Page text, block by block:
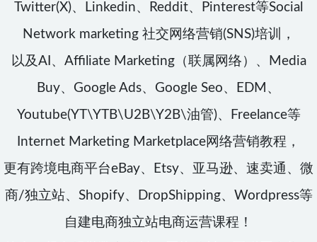
Twitter(X)、Linkedin、Reddit、Pinterest等Social
Network marketing 社交网络营销(SNS)培训，
以及AI、Affiliate Marketing（联属网络）、Media
Buy、Google Ads、Google Seo、EDM、
Youtube(YT\YTB\U2B\Y2B\油管)、Freelance等
Internet Marketing Marketplace网络营销教程，
更有跨境电商平台eBay、Etsy、亚马逊、速卖通、微
商/独立站、Shopify、DropShipping、Wordpress等
自建电商独立站电商运营课程！